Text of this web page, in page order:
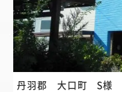
丹羽郡 大口町 S様